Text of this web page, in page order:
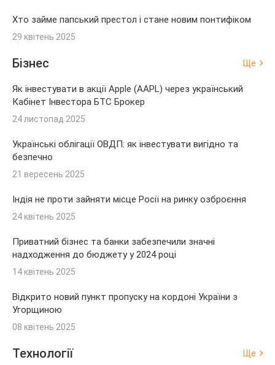
Хто займе папський престол і стане новим понтифіком
29 квітень 2025
Бізнес Ще
Як інвестувати в акції Apple (AAPL) через український
Кабінет Інвестора БТС Брокер
24 листопад 2025
Українські облігації ОВДП: як інвестувати вигідно та
безпечно
21 вересень 2025
Індія не проти зайняти місце Росії на ринку озброєння
24 квітень 2025
Приватний бізнес та банки забезпечили значні
надходження до бюджету у 2024 році
14 квітень 2025
Відкрито новий пункт пропуску на кордоні України з
Угорщиною
08 квітень 2025
Технології Ще